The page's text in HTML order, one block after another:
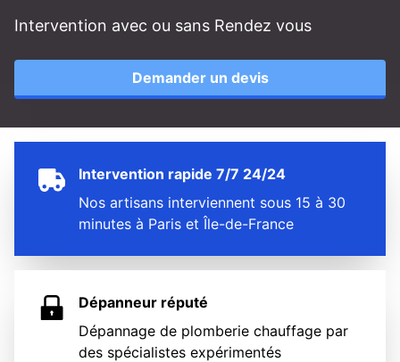
Intervention avec ou sans Rendez vous
Demander un devis
Intervention rapide 7/7 24/24
Nos artisans interviennent sous 15 à 30
minutes à Paris et Île-de-France
Dépanneur réputé
Dépannage de plomberie chauffage par
des spécialistes expérimentés